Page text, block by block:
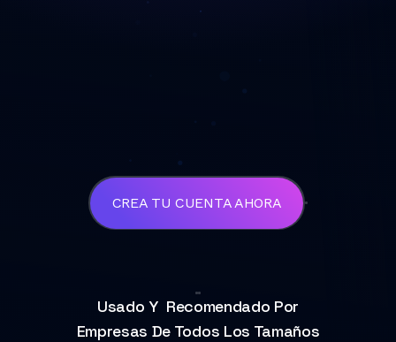
CREA TU CUENTA AHORA
Usado Y Recomendado Por
Empresas De Todos Los Tamaños